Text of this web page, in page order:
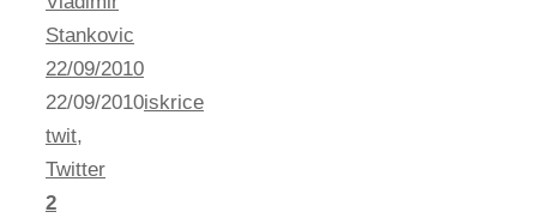
Stankovic
22/09/2010
22/09/2010iskrice
twit,
Twitter
2